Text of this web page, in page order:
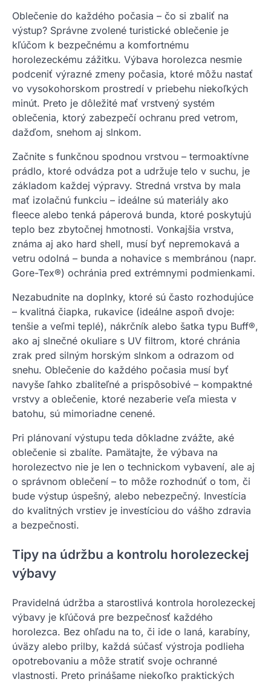
Oblečenie do každého počasia – čo si zbaliť na
výstup? Správne zvolené turistické oblečenie je
kľúčom k bezpečnému a komfortnému
horolezeckému zážitku. Výbava horolezca nesmie
podceniť výrazné zmeny počasia, ktoré môžu nastať
vo vysokohorskom prostredí v priebehu niekoľkých
minút. Preto je dôležité mať vrstvený systém
oblečenia, ktorý zabezpečí ochranu pred vetrom,
dažďom, snehom aj slnkom.
Začnite s funkčnou spodnou vrstvou – termoaktívne
prádlo, ktoré odvádza pot a udržuje telo v suchu, je
základom každej výpravy. Stredná vrstva by mala
mať izolačnú funkciu – ideálne sú materiály ako
fleece alebo tenká páperová bunda, ktoré poskytujú
teplo bez zbytočnej hmotnosti. Vonkajšia vrstva,
známa aj ako hard shell, musí byť nepremokavá a
vetru odolná – bunda a nohavice s membránou (napr.
Gore-Tex®) ochránia pred extrémnymi podmienkami.
Nezabudnite na doplnky, ktoré sú často rozhodujúce
– kvalitná čiapka, rukavice (ideálne aspoň dvoje:
tenšie a veľmi teplé), nákrčník alebo šatka typu Buff®,
ako aj slnečné okuliare s UV filtrom, ktoré chránia
zrak pred silným horským slnkom a odrazom od
snehu. Oblečenie do každého počasia musí byť
navyše ľahko zbaliteľné a prispôsobivé – kompaktné
vrstvy a oblečenie, ktoré nezaberie veľa miesta v
batohu, sú mimoriadne cenené.
Pri plánovaní výstupu teda dôkladne zvážte, aké
oblečenie si zbalíte. Pamätajte, že výbava na
horolezectvo nie je len o technickom vybavení, ale aj
o správnom oblečení – to môže rozhodnúť o tom, či
bude výstup úspešný, alebo nebezpečný. Investícia
do kvalitných vrstiev je investíciou do vášho zdravia
a bezpečnosti.
Tipy na údržbu a kontrolu horolezeckej
výbavy
Pravidelná údržba a starostlivá kontrola horolezeckej
výbavy je kľúčová pre bezpečnosť každého
horolezca. Bez ohľadu na to, či ide o laná, karabíny,
úväzy alebo prilby, každá súčasť výstroja podlieha
opotrebovaniu a môže stratiť svoje ochranné
vlastnosti. Preto prinášame niekoľko praktických